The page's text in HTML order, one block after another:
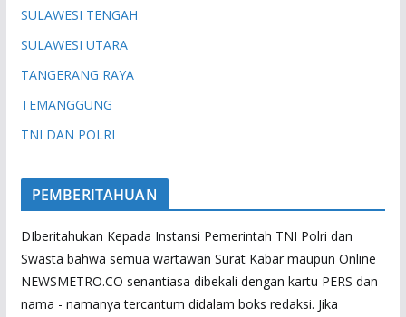
SULAWESI TENGAH
SULAWESI UTARA
TANGERANG RAYA
TEMANGGUNG
TNI DAN POLRI
PEMBERITAHUAN
DIberitahukan Kepada Instansi Pemerintah TNI Polri dan
Swasta bahwa semua wartawan Surat Kabar maupun Online
NEWSMETRO.CO senantiasa dibekali dengan kartu PERS dan
nama - namanya tercantum didalam boks redaksi. Jika